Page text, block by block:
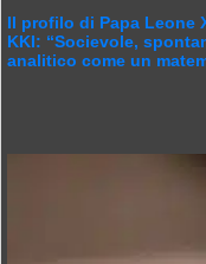
Il profilo di Papa Leone
KKI: “Socievole,
analitico come un